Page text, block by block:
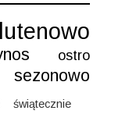
ostro
sezonowo
świątecznie